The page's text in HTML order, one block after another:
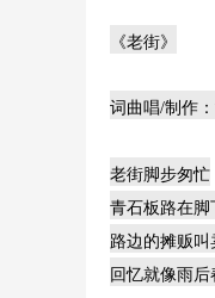
《老街》
词曲唱/制作
老街脚步匆忙
青石板路在脚
路边的摊贩叫
回忆就像雨后